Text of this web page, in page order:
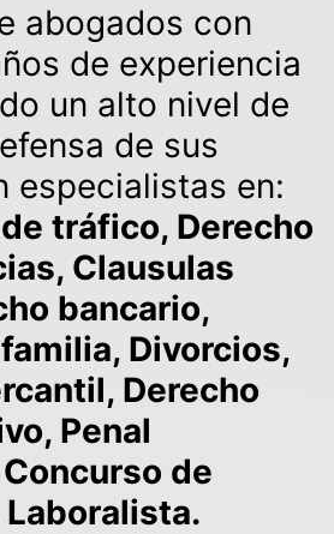
abogados con
de experiencia
un alto nivel de
de sus
especialistas en:
tráfico, Derecho
Clausulas
bancario,
Divorcios,
Derecho
Penal
de